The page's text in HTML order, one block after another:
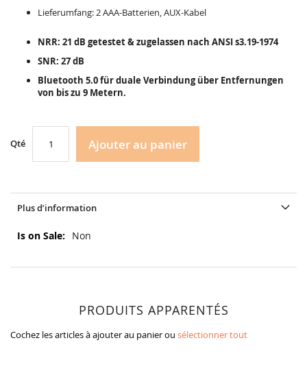
Lieferumfang: 2 AAA-Batterien, AUX-Kabel
NRR: 21 dB getestet & zugelassen nach ANSI s3.19-1974
SNR: 27 dB
Bluetooth 5.0 für duale Verbindung über Entfernungen
von bis zu 9 Metern.
Qté Ajouter au panier
Plus d’information
Plus
Non
PRODUITS APPARENTÉS
Cochez les articles à ajouter au panier ou sélectionner tout